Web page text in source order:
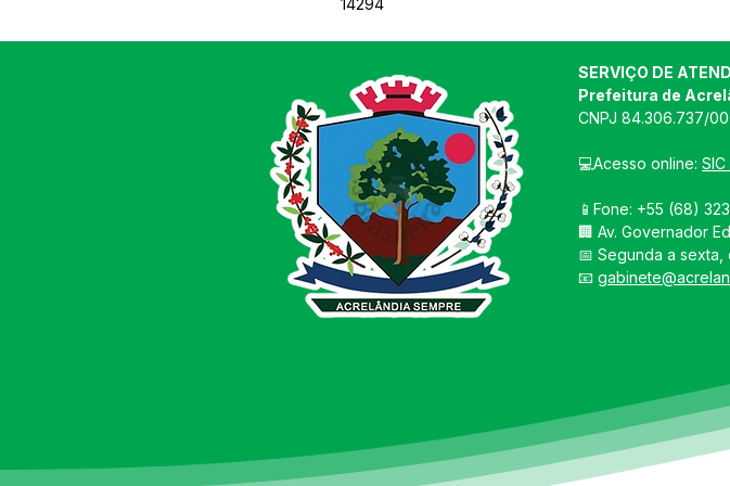
14294
SERVIÇO DE
Prefeitura de
CNPJ 84.306.737/
💻Acesso online: SIC
📱Fone: +55 (68)
🏢 Av. Governador
📅 Segunda a sexta,
📧